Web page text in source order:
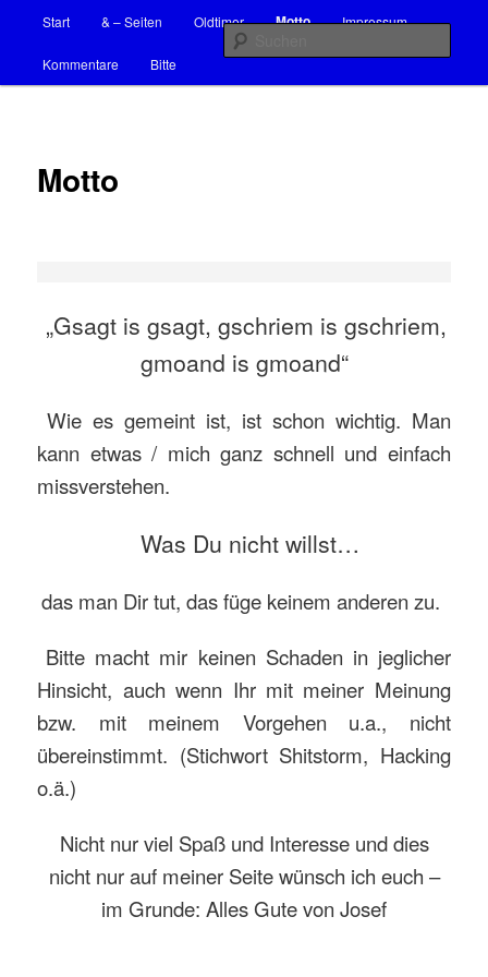
Ideen Vorschläge Erfindungen
Zum
Inhalt
Start & – Seiten Oldtimer Motto Impressum
Kommentare Bitte
Motto
„Gsagt is gsagt, gschriem is gschriem,
gmoand is gmoand“
Wie es gemeint ist, ist schon wichtig. Man
kann etwas / mich ganz schnell und einfach
missverstehen.
Was Du nicht willst…
das man Dir tut, das füge keinem anderen zu.
Bitte macht mir keinen Schaden in jeglicher
Hinsicht, auch wenn Ihr mit meiner Meinung
bzw. mit meinem Vorgehen u.a., nicht
übereinstimmt. (Stichwort Shitstorm, Hacking
o.ä.)
Nicht nur viel Spaß und Interesse und dies
nicht nur auf meiner Seite wünsch ich euch –
im Grunde: Alles Gute von Josef